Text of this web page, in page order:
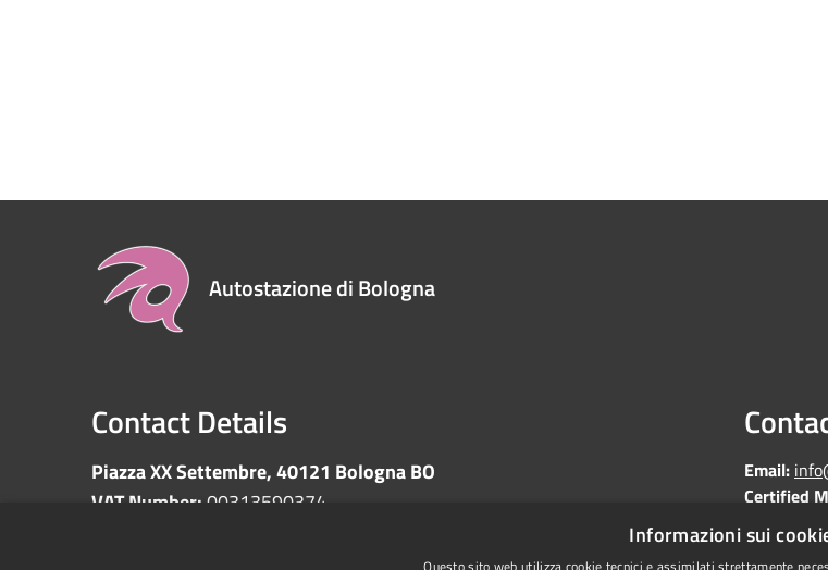
Autostazione di Bologna
Contact Details
Piazza XX Settembre, 40121 Bologna BO
VAT Number:00313590374
Email:
Certified
Informazioni sui